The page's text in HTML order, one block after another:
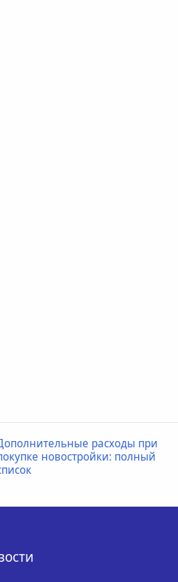
расходы при
новостройки: полный